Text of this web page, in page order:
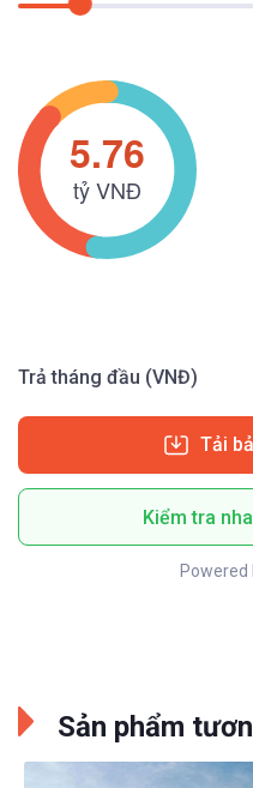
Trả tháng đầu (VNĐ)
Tải
Kiểm tra
Powered
Sản phẩm